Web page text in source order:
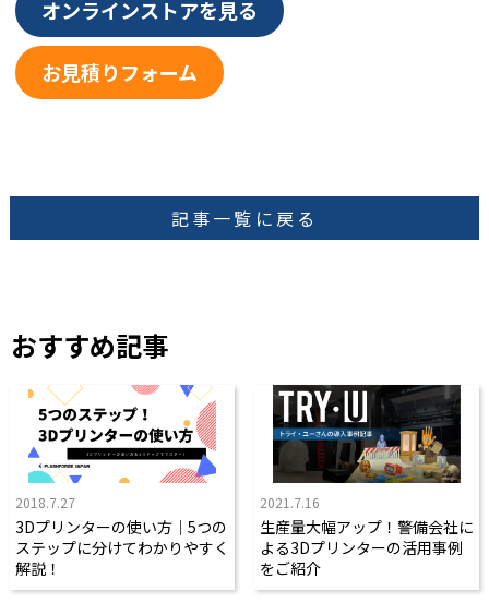
オンラインストアを見る
お見積りフォーム
記事一覧に戻る
おすすめ記事
2018.7.27
3Dプリンターの使い方｜5つの
ステップに分けてわかりやすく
解説！
2021.7.16
生産量大幅アップ！警備会社に
よる3Dプリンターの活用事例
をご紹介